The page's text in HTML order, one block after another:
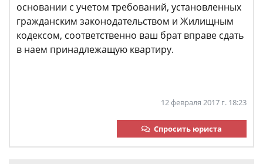
основании с учетом требований, установленных
гражданским законодательством и Жилищным
кодексом, соответственно ваш брат вправе сдать
в наем принадлежащую квартиру.
12 февраля 2017 г. 18:23
Спросить юриста